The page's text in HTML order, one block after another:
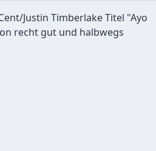
Justin Timberlake Titel "Ayo
recht gut und halbwegs